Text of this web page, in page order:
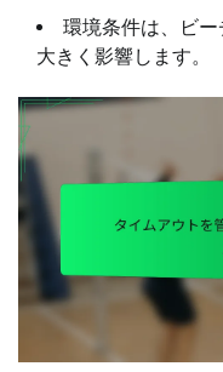
環境条件は、ビ
大きく影響します。